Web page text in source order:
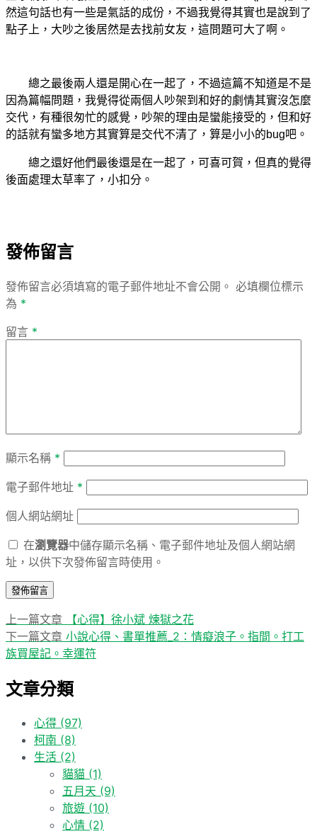
然這句話也有一些是氣話的成份，不過我覺得其實也是說到了
點子上，大吵之後居然是去找前女友，這問題可大了啊。
總之最後兩人還是開心在一起了，不過這篇不知道是不是
因為篇幅問題，我覺得從兩個人吵架到和好的劇情其實沒怎麼
交代，有種很匆忙的感覺，吵架的理由是蠻能接受的，但和好
的話就有蠻多地方其實算是交代不清了，算是小小的bug吧。
總之還好他們最後還是在一起了，可喜可賀，但真的覺得
後面處理太草率了，小扣分。
發佈留言
發佈留言必須填寫的電子郵件地址不會公開。 必填欄位標示
為 *
留言 *
顯示名稱 *
電子郵件地址 *
個人網站網址
在瀏覽器中儲存顯示名稱、電子郵件地址及個人網站網
址，以供下次發佈留言時使用。
文
章
覽
上一篇文章
上
一
篇
章:
【心得】徐小斌 煉獄之花
下一篇文章 下
一
文
小說心得、書單推薦_2：情癡浪子。指間。打工
族買屋記。幸運符
文章分類
心得 (97)
柯南 (8)
生活 (2)
貓貓 (1)
五月天 (9)
旅遊 (10)
心情 (2)